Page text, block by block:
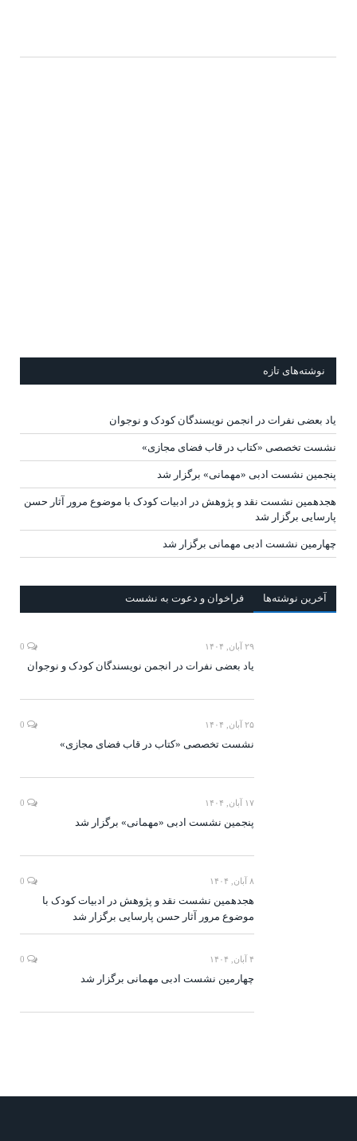
نوشته‌های تازه
یاد بعضی نفرات در انجمن نویسندگان کودک و نوجوان
نشست تخصصی «کتاب در قاب فضای مجازی»
پنجمین نشست ادبی «مهمانی» برگزار شد
هجدهمین نشست نقد و پژوهش در ادبیات کودک با موضوع مرور آثار حسن
پارسایی برگزار شد
چهارمین نشست ادبی مهمانی برگزار شد
آخرين‌ نوشته‌ها فراخوان و دعوت به نشست
۲۹ آبان, ۱۴۰۴
یاد بعضی نفرات در انجمن نویسندگان کودک و نوجوان
۲۵ آبان, ۱۴۰۴
نشست تخصصی «کتاب در قاب فضای مجازی»
۱۷ آبان, ۱۴۰۴
پنجمین نشست ادبی «مهمانی» برگزار شد
۸ آبان, ۱۴۰۴
هجدهمین نشست نقد و پژوهش در ادبیات کودک با
موضوع مرور آثار حسن پارسایی برگزار شد
۴ آبان, ۱۴۰۴
چهارمین نشست ادبی مهمانی برگزار شد